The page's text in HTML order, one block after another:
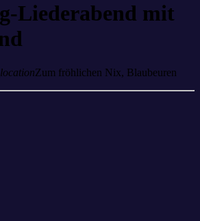
Liederabend mit
Zum fröhlichen Nix, Blaubeuren